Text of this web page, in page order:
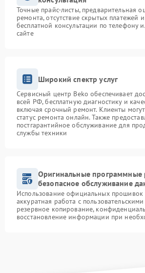
Точные прайс-листы, предварительная
ремонта, отсутствие скрытых платежей
бесплатной консультации по телефону
сайте
Широкий спектр услуг
Сервисный центр Beko обеспечивает
всей РФ, бесплатную диагностику и
включая срочный ремонт. Клиенты
статус ремонта онлайн. Также
постгарантийное обслуживание для
службы техники
Оригинальные программные
безопасное обслуживание
Использование официальных прошивок
аккуратная работа с
резервное копирование,
восстановление информации при